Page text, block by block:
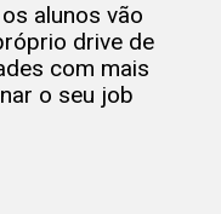
alunos vão
drive de
com mais
o seu job